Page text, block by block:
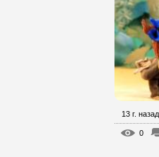
13 г. назад
0